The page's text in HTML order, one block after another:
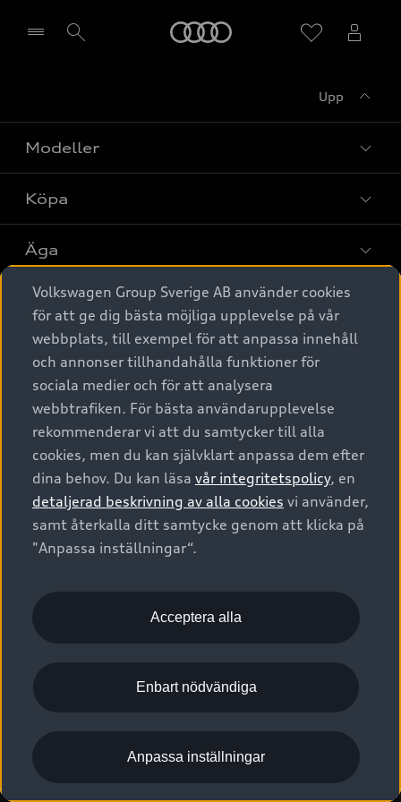
Upp
Modeller
Alla modeller
Elbilar
A6 modellerna
SUV
Avant
Audi Sport
Köpa
Privaterbjudanden
Privatleasing
Nya bilar i lager
Begagnade bilar i lager
Audi approved :plus - så gott som nya
Finansiering
Audi exclusive
Provkörning
Äga
Service & tillbehör
Audi digital services
Originaltillbehör - köp online
Garantier
Försäkring
Digitala manualer för din Audi
Audi Collection – livsstilsartiklar
Vanliga frågor
2G/3G nätet stängs ned - Hur påverkas min bil av detta?
Tjänstebil
Tjänstebil
Business lease online
Företagsleasing
Om Audi Sverige
Kontakta oss
Audi Återförsäljare/-serviceverkstad
myAudi
Pressmeddelanden
Nyhetsbrev
Vårt hållbarhetsarbete
Lediga tjänster huvudkontor
Lediga tjänster hos Audi Återförsäljare
Kommentar till mediauppgifter om dataläcka
© 2026 AUDI SVERIGE. All Rights Reserved.
Utgivare Juridiskt
Juridiskt Audi AG
Juridiskt Audi Digital Giveaway
Anpassa inställningar för cookies
Visselblåsarkanaler
Volkswagen Group Sverige AB använder cookies
för att ge dig bästa möjliga upplevelse på vår
webbplats, till exempel för att anpassa innehåll
och annonser tillhandahålla funktioner för
sociala medier och för att analysera
webbtrafiken. För bästa användarupplevelse
rekommenderar vi att du samtycker till alla
cookies, men du kan självklart anpassa dem efter
dina behov. Du kan läsa vår integritetspolicy, en
detaljerad beskrivning av alla cookies vi använder,
samt återkalla ditt samtycke genom att klicka på
"Anpassa inställningar“.
Acceptera alla
Enbart nödvändiga
Anpassa inställningar